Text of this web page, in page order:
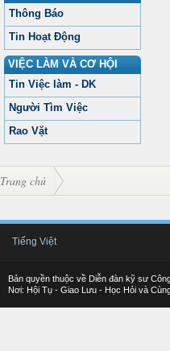
Thông Báo
Tin Hoạt Động
VIỆC LÀM VÀ CƠ HỘI
Tin Việc làm - DK
Người Tìm Việc
Rao Vặt
Trang chủ
Tiếng Việt
Bản quyền thuộc về Diễn đàn kỹ sư
Nơi: Hội Tụ - Giao Lưu - Học Hỏi và